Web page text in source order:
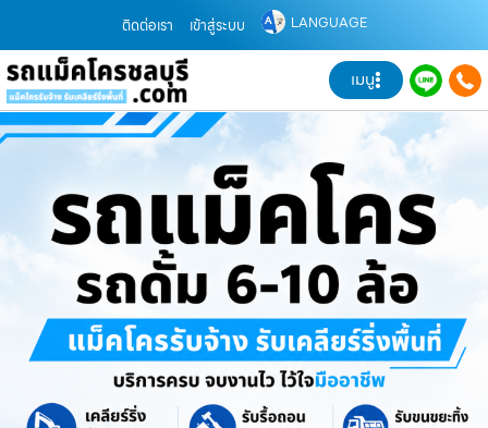
ติดต่อเรา เข้าสู่ระบบ LANGUAGE
เมนู